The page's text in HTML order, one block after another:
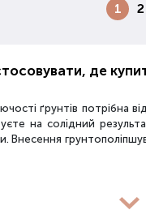
1 2
де
ґрунтів потрібна
на солідний
Внесення
властивостей